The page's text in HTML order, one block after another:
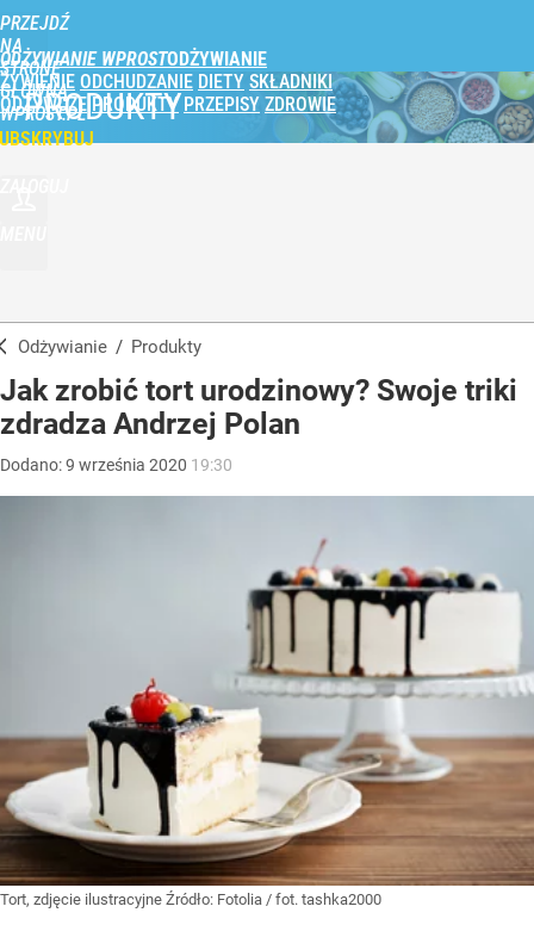
PRZEJDŹ
NA
STRONĘ
GŁÓWNĄ
WPROST.PL
ODŻYWIANIE WPROST
ŻYWIENIE ODCHUDZANIE DIETY SKŁADNIKI
ODŻYWCZE PRODUKTY PRZEPISY ZDROWIE
PRODUKTY
Odżywianie / Produkty
Jak zrobić tort urodzinowy? Swoje triki
zdradza Andrzej Polan
Dodano:9 września 2020 19:30
Tort, zdjęcie ilustracyjne Źródło: Fotolia / fot. tashka2000